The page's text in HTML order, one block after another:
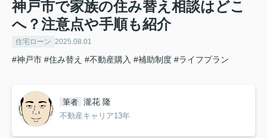
神戸市で家族の住み替え相談はどこ
へ？注意点や手順も紹介
住宅ローン 2025.08.01
#神戸市 #住み替え #不動産購入 #補助制度 #ライフプラン
筆者 瀧花 隆
不動産キャリア13年